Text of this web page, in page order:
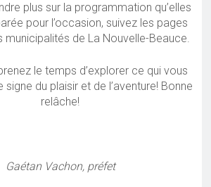
plus sur la programmation qu’elles
pour l’occasion, suivez les pages
de La Nouvelle-Beauce.
le temps d’explorer ce qui vous
signe du plaisir et de l’aventure! Bonne
relâche!
Gaétan Vachon, préfet